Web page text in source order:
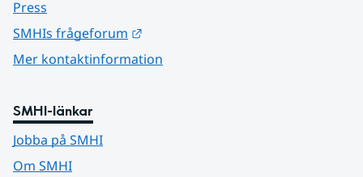
Press
SMHIs frågeforum
Mer kontaktinformation
SMHI-länkar
Jobba på SMHI
Om SMHI